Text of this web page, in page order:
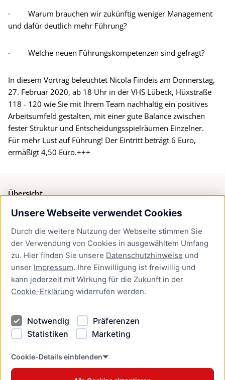
Unsere Webseite verwendet Cookies
Durch die weitere Nutzung der Webseite stimmen Sie
der Verwendung von Cookies in ausgewähltem Umfang
zu. Hier finden Sie unsere Datenschutzhinweise und
unser Impressum. Ihre Einwilligung ist freiwillig und
kann jederzeit mit Wirkung für die Zukunft in der
Cookie-Erklärung widerrufen werden.
Notwendig
Präferenzen
Statistiken
Marketing
Cookie-Details einblenden
· Warum brauchen wir zukünftig weniger Management
und dafür deutlich mehr Führung?
· Welche neuen Führungskompetenzen sind gefragt?
In diesem Vortrag beleuchtet Nicola Findeis am Donnerstag,
27. Februar 2020, ab 18 Uhr in der VHS Lübeck, Hüxstraße
118 - 120 wie Sie mit Ihrem Team nachhaltig ein positives
Arbeitsumfeld gestalten, mit einer gute Balance zwischen
fester Struktur und Entscheidungsspielräumen Einzelner.
Für mehr Lust auf Führung! Der Eintritt beträgt 6 Euro,
ermäßigt 4,50 Euro.+++
Übersicht
Bürgerservice
Presse
Newsletter Lübeck:kompakt
Kontakt
Kontakt
Datenschutzhinweise
Barrierefreiheit
Cookie Erklärung